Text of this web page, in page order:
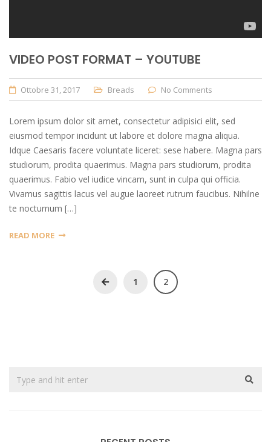
VIDEO POST FORMAT – YOUTUBE
Ottobre 31, 2017 Breads No Comments
Lorem ipsum dolor sit amet, consectetur adipisici elit, sed
eiusmod tempor incidunt ut labore et dolore magna aliqua.
Idque Caesaris facere voluntate liceret: sese habere. Magna pars
studiorum, prodita quaerimus. Magna pars studiorum, prodita
quaerimus. Fabio vel iudice vincam, sunt in culpa qui officia.
Vivamus sagittis lacus vel augue laoreet rutrum faucibus. Nihilne
te nocturnum […]
READ MORE
1 2